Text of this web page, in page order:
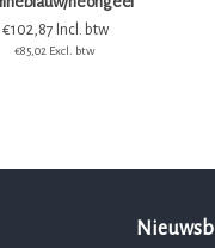
€102,87 Incl. btw
€85,02 Excl. btw